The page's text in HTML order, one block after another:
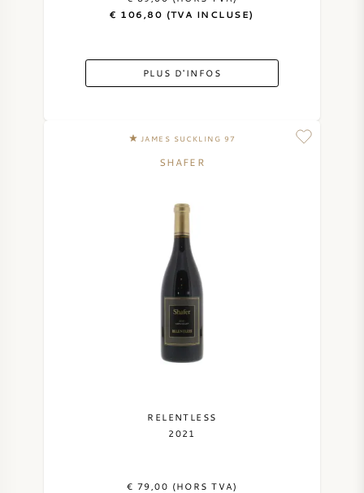
€ 106,80 (TVA INCLUSE)
PLUS D'INFOS
JAMES SUCKLING 97
SHAFER
RELENTLESS
2021
€ 79,00 (HORS TVA)